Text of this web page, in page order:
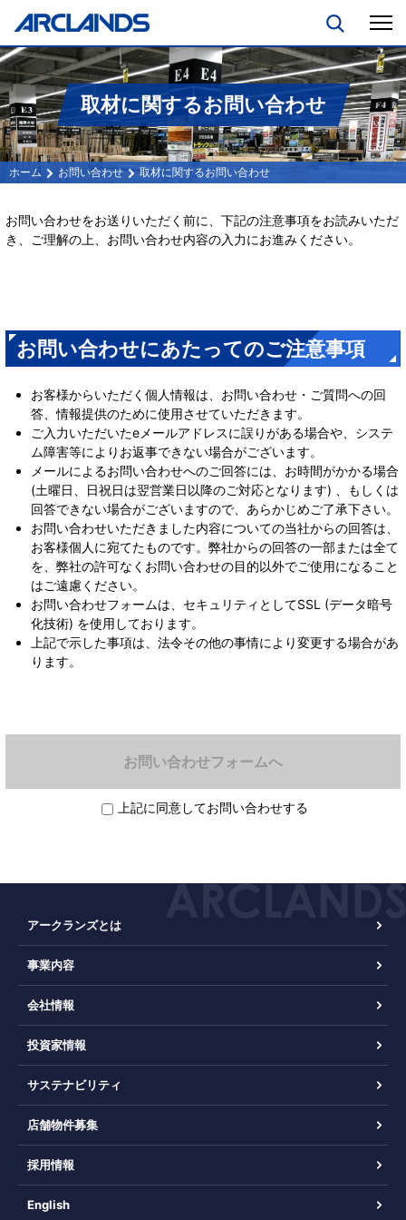
お問い合わせ 取材に関するお問い合わせ
取材に関するお問い合わせ
お問い合わせをお送りいただく前に、下記の注意事項をお読みいただ
き、ご理解の上、お問い合わせ内容の入力にお進みください。
お問い合わせにあたってのご注意事項
お客様からいただく個人情報は、お問い合わせ・ご質問への回
答、情報提供のために使用させていただきます。
ご入力いただいたeメールアドレスに誤りがある場合や、システ
ム障害等によりお返事できない場合がございます。
メールによるお問い合わせへのご回答には、お時間がかかる場合
(土曜日、日祝日は翌営業日以降のご対応となります) 、もしくは
回答できない場合がございますので、あらかじめご了承下さい。
お問い合わせいただきました内容についての当社からの回答は、
お客様個人に宛てたものです。弊社からの回答の一部または全て
を、弊社の許可なくお問い合わせの目的以外でご使用になること
はご遠慮ください。
お問い合わせフォームは、セキュリティとしてSSL (データ暗号
化技術) を使用しております。
上記で示した事項は、法令その他の事情により変更する場合があ
ります。
お問い合わせフォームへ
上記に同意してお問い合わせする
アークランズとは
事業内容
会社情報
投資家情報
サステナビリティ
店舗物件募集
採用情報
English